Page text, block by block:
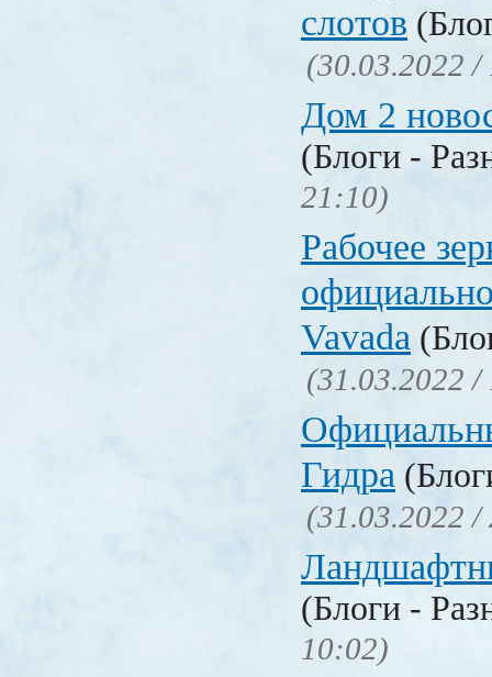
слотов
(30.03.2022 /
Дом 2
(Блоги -
21:10)
Рабочее
Vavada
(31.03.2022 /
Гидра
(31.03.2022 /
(Блоги -
10:02)